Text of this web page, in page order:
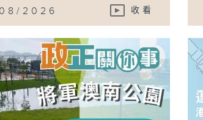
2026 收看